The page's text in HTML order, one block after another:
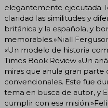
elegantemente ejecutada.
claridad las similitudes y
británica y la española, y
memorables.»Niall
«Un modelo de historia
Times Book Review «Un
miras que anula gran parte
convencionales. Este fue
tema en busca de autor, y
cumplir con esa